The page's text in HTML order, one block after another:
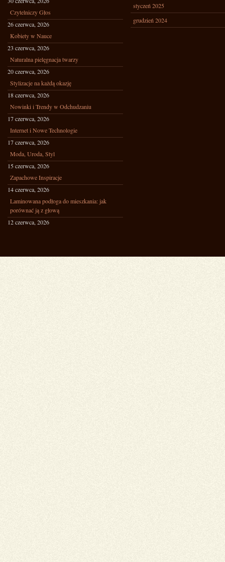
Czytelniczy Głos
26 czerwca, 2026
Kobiety w Nauce
23 czerwca, 2026
Naturalna pielęgnacja twarzy
20 czerwca, 2026
Stylizacje na każdą okazję
18 czerwca, 2026
Nowinki i Trendy w Odchudzaniu
17 czerwca, 2026
Internet i Nowe Technologie
17 czerwca, 2026
Moda, Uroda, Styl
15 czerwca, 2026
Zapachowe Inspiracje
14 czerwca, 2026
Laminowana podłoga do mieszkania: jak
porównać ją z głową
12 czerwca, 2026
styczeń 2025
grudzień 2024